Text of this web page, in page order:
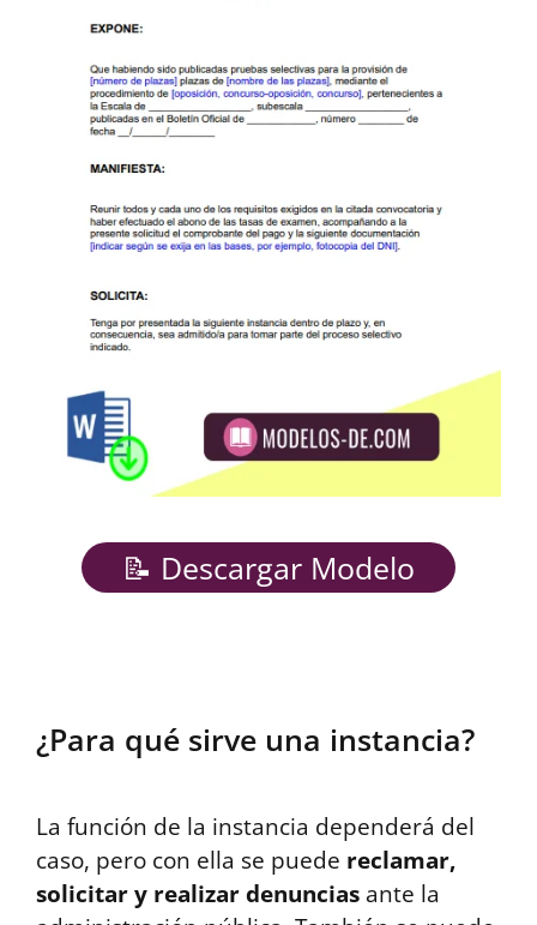
📝 Descargar Modelo
¿Para qué sirve una instancia?
La función de la instancia dependerá del
caso, pero con ella se puede reclamar,
solicitar y realizar denuncias ante la